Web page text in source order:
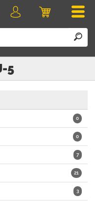
Ostoskori
Kirjaudu
5
0
0
7
21
3